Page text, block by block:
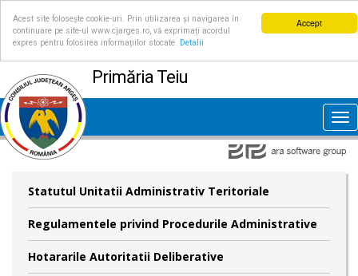
Accept
Acest site folosește cookie-uri. Prin utilizarea și navigarea în
continuare pe site-ul www.cjarges.ro, vă exprimați acordul
expres pentru folosirea informațiilor stocate.
Detalii
Primăria Teiu
Statutul Unitatii Administrativ Teritoriale
Regulamentele privind Procedurile Administrative
Hotararile Autoritatii Deliberative